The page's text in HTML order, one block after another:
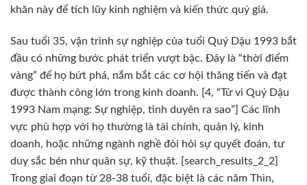
khăn này để tích lũy kinh nghiệm và kiến thức quý giá.
Sau tuổi 35, vận trình sự nghiệp của tuổi Quý Dậu 1993 bắt
đầu có những bước phát triển vượt bậc. Đây là “thời điểm
vàng” để họ bứt phá, nắm bắt các cơ hội thăng tiến và đạt
được thành công lớn trong kinh doanh. [4, “Tử vi Quý Dậu
1993 Nam mạng: Sự nghiệp, tình duyên ra sao”] Các lĩnh
vực phù hợp với họ thường là tài chính, quản lý, kinh
doanh, hoặc những ngành nghề đòi hỏi sự quyết đoán, tư
duy sắc bén như quân sự, kỹ thuật. [search_results_2_2]
Trong giai đoạn từ 28-38 tuổi, đặc biệt là các năm Thìn,